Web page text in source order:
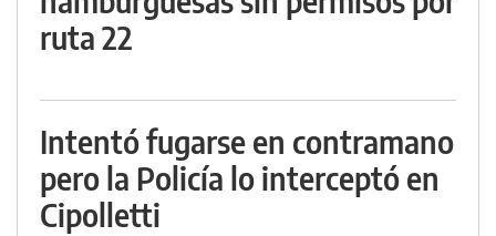
ruta 22
Intentó fugarse en contramano
pero la Policía lo interceptó en
Cipolletti